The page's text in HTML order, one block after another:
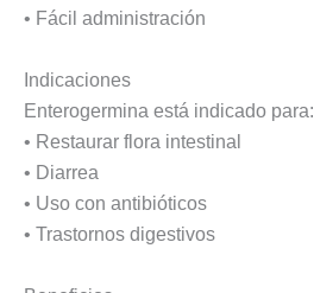
• Fácil administración
Indicaciones
Enterogermina está indicado para:
• Restaurar flora intestinal
• Diarrea
• Uso con antibióticos
• Trastornos digestivos